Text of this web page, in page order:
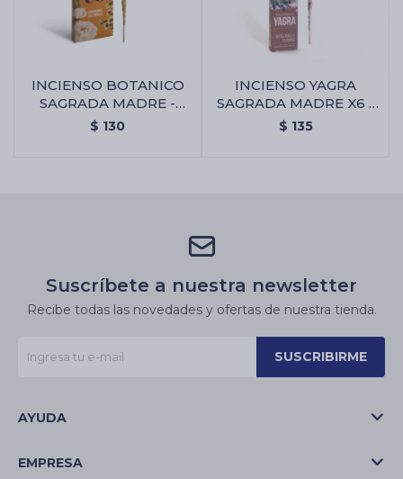
INCIENSO BOTANICO
SAGRADA MADRE -
Gardenia/calendula
$ 130
INCIENSO YAGRA
SAGRADA MADRE X6 -
Manzanilla/olíbano
$ 135
Suscríbete a nuestra newsletter
Recibe todas las novedades y ofertas de nuestra tienda.
SUSCRIBIRME
AYUDA
EMPRESA